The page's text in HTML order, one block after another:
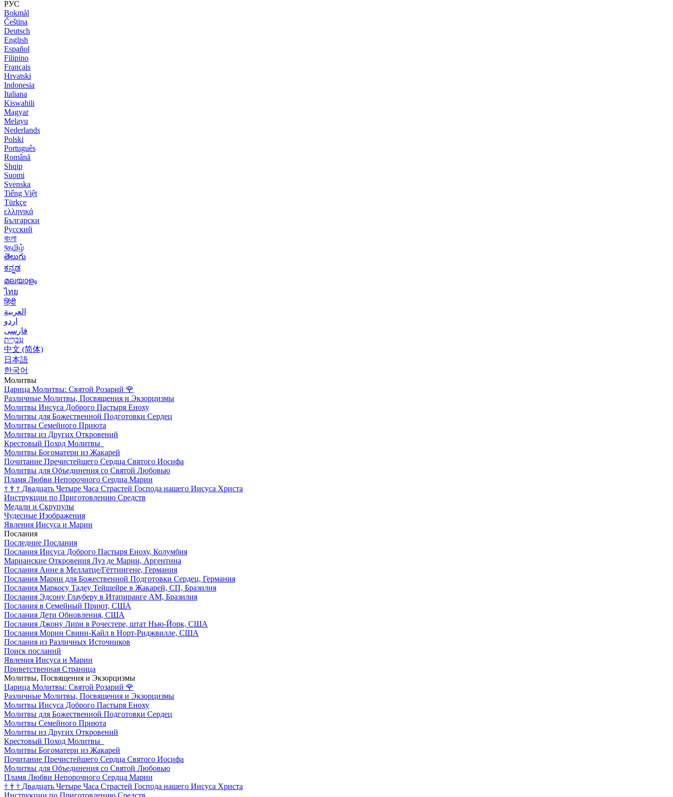
РУС
Bokmål
Čeština
Deutsch
English
Español
Filipino
Français
Hrvatski
Indonesia
Italiana
Kiswahili
Magyar
Melayu
Nederlands
Polski
Português
Română
Shqip
Suomi
Svenska
Tiếng Việt
Türkçe
ελληνικά
Български
Русский
বাংলা
বதமிழ்
తెలుగు
ಕನ್ನಡ
മലയാളം
ไทย
हिंदी
العربية
اردو
فارسی
עִברִית
中文 (简体)
日本語
한국어
Молитвы
Царица Молитвы: Святой Розарий 🌹
Различные Молитвы, Посвящения и Экзорцизмы
Молитвы Иисуса Доброго Пастыря Еноху
Молитвы для Божественной Подготовки Сердец
Молитвы Семейного Приюта
Молитвы из Других Откровений
Крестовый Поход Молитвы
Молитвы Богоматери из Жакарей
Почитание Пречистейшего Сердца Святого Иосифа
Молитвы для Объединения со Святой Любовью
Пламя Любви Непорочного Сердца Марии
† † † Двадцать Четыре Часа Страстей Господа нашего Иисуса Христа
Инструкции по Приготовлению Средств
Медали и Скрупулы
Чудесные Изображения
Явления Иисуса и Марии
Послания
Последние Послания
Послания Иисуса Доброго Пастыря Еноху, Колумбия
Марианские Откровения Луз де Марии, Аргентина
Послания Анне в Меллатце/Гёттингене, Германия
Послания Марии для Божественной Подготовки Сердец, Германия
Послания Маркосу Тадеу Тейшейре в Жакарей, СП, Бразилия
Послания Эдсону Глауберу в Итапиранге AM, Бразилия
Послания в Семейный Приют, США
Послания Дети Обновления, США
Послания Джону Лири в Рочестере, штат Нью-Йорк, США
Послания Морин Свини-Кайл в Норт-Риджвилле, США
Послания из Различных Источников
Поиск посланий
Явления Иисуса и Марии
Приветственная Страница
Молитвы, Посвящения и Экзорцизмы
Царица Молитвы: Святой Розарий 🌹
Различные Молитвы, Посвящения и Экзорцизмы
Молитвы Иисуса Доброго Пастыря Еноху
Молитвы для Божественной Подготовки Сердец
Молитвы Семейного Приюта
Молитвы из Других Откровений
Крестовый Поход Молитвы
Молитвы Богоматери из Жакарей
Почитание Пречистейшего Сердца Святого Иосифа
Молитвы для Объединения со Святой Любовью
Пламя Любви Непорочного Сердца Марии
† † † Двадцать Четыре Часа Страстей Господа нашего Иисуса Христа
Инструкции по Приготовлению Средств